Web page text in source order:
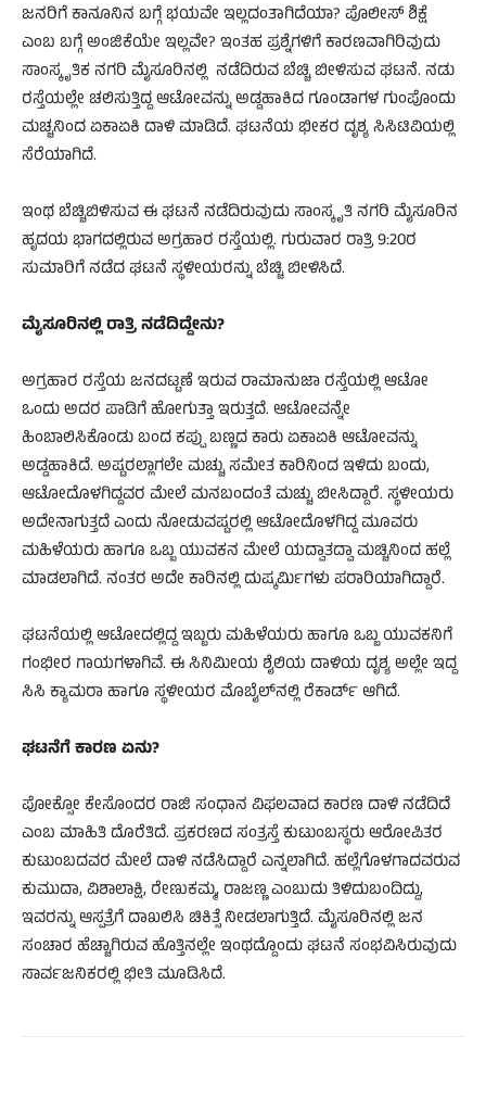
ಜನರಿಗೆ ಕಾನೂನಿನ ಬಗ್ಗೆ ಭಯವೇ ಇಲ್ಲದಂತಾಗಿದೆಯಾ? ಪೊಲೀಸ್ ಶಿಕ್ಷೆ
ಎಂಬ ಬಗ್ಗೆ ಅಂಜಿಕೆಯೇ ಇಲ್ಲವೇ? ಇಂತಹ ಪ್ರಶ್ನೆಗಳಿಗೆ ಕಾರಣವಾಗಿರಿವುದು
ಸಾಂಸ್ಕೃತಿಕ ನಗರಿ ಮೈಸೂರಿನಲ್ಲಿ ನಡೆದಿರುವ ಬೆಚ್ಚಿ ಬೀಳಿಸುವ ಘಟನೆ. ನಡು
ರಸ್ತೆಯಲ್ಲೇ ಚಲಿಸುತ್ತಿದ್ದ ಆಟೋವನ್ನು ಅಡ್ಡಹಾಕಿದ ಗೂಂಡಾಗಳ ಗುಂಪೊಂದು
ಮಚ್ಚನಿಂದ ಏಕಾಏಕಿ ದಾಳಿ ಮಾಡಿದೆ. ಘಟನೆಯ ಭೀಕರ ದೃಶ್ಯ ಸಿಸಿಟಿವಿಯಲ್ಲಿ
ಸೆರೆಯಾಗಿದೆ.
ಇಂಥ ಬೆಚ್ಚಿಬಿಳಿಸುವ ಈ ಘಟನೆ ನಡೆದಿರುವುದು ಸಾಂಸ್ಕೃತಿ ನಗರಿ ಮೈಸೂರಿನ
ಹೃದಯ ಭಾಗದಲ್ಲಿರುವ ಅಗ್ರಹಾರ ರಸ್ತೆಯಲ್ಲಿ. ಗುರುವಾರ ರಾತ್ರಿ 9:20ರ
ಸುಮಾರಿಗೆ ನಡೆದ ಘಟನೆ ಸ್ಥಳೀಯರನ್ನು ಬೆಚ್ಚಿ ಬೀಳಿಸಿದೆ.
ಮೈಸೂರಿನಲ್ಲಿ ರಾತ್ರಿ ನಡೆದಿದ್ದೇನು?
ಅಗ್ರಹಾರ ರಸ್ತೆಯ ಜನದಟ್ಟಣೆ ಇರುವ ರಾಮಾನುಜಾ ರಸ್ತೆಯಲ್ಲಿ ಆಟೋ
ಒಂದು ಅದರ ಪಾಡಿಗೆ ಹೋಗುತ್ತಾ ಇರುತ್ತದೆ. ಆಟೋವನ್ನೇ
ಹಿಂಬಾಲಿಸಿಕೊಂಡು ಬಂದ ಕಪ್ಪು ಬಣ್ಣದ ಕಾರು ಏಕಾಏಕಿ ಆಟೋವನ್ನು
ಅಡ್ಡಹಾಕಿದೆ. ಅಷ್ಟರಲ್ಲಾಗಲೇ ಮಚ್ಚು ಸಮೇತ ಕಾರಿನಿಂದ ಇಳಿದು ಬಂದು,
ಆಟೋದೊಳಗಿದ್ದವರ ಮೇಲೆ ಮನಬಂದಂತೆ ಮಚ್ಚು ಬೀಸಿದ್ದಾರೆ. ಸ್ಥಳೀಯರು
ಅದೇನಾಗುತ್ತದೆ ಎಂದು ನೋಡುವಷ್ಟರಲ್ಲಿ ಆಟೋದೊಳಗಿದ್ದ ಮೂವರು
ಮಹಿಳೆಯರು ಹಾಗೂ ಒಬ್ಬ ಯುವಕನ ಮೇಲೆ ಯದ್ವಾತದ್ವಾ ಮಚ್ಚಿನಿಂದ ಹಲ್ಲೆ
ಮಾಡಲಾಗಿದೆ. ನಂತರ ಅದೇ ಕಾರಿನಲ್ಲಿ ದುಷ್ಕರ್ಮಿಗಳು ಪರಾರಿಯಾಗಿದ್ದಾರೆ.
ಘಟನೆಯಲ್ಲಿ ಆಟೋದಲ್ಲಿದ್ದ ಇಬ್ಬರು ಮಹಿಳೆಯರು ಹಾಗೂ ಒಬ್ಬ ಯುವಕನಿಗೆ
ಗಂಭೀರ ಗಾಯಗಳಾಗಿವೆ. ಈ ಸಿನಿಮೀಯ ಶೈಲಿಯ ದಾಳಿಯ ದೃಶ್ಯ ಅಲ್ಲೇ ಇದ್ದ
ಸಿಸಿ ಕ್ಯಾಮರಾ ಹಾಗೂ ಸ್ಥಳೀಯರ ಮೊಬೈಲ್​​​ನಲ್ಲಿ ರೆಕಾರ್ಡ್ ಆಗಿದೆ.
ಘಟನೆಗೆ ಕಾರಣ ಏನು?
ಪೋಕ್ಸೋ‌ ಕೇಸೊಂದರ ರಾಜಿ ಸಂಧಾನ ವಿಫಲವಾದ ಕಾರಣ ದಾಳಿ ನಡೆದಿದೆ
ಎಂಬ ಮಾಹಿತಿ ದೊರೆತಿದೆ. ಪ್ರಕರಣದ ಸಂತ್ರಸ್ತೆ ಕುಟುಂಬಸ್ಥರು ಆರೋಪಿತರ
ಕುಟುಂಬದವರ ಮೇಲೆ ದಾಳಿ ನಡೆಸಿದ್ದಾರೆ ಎನ್ನಲಾಗಿದೆ. ಹಲ್ಲೆಗೊಳಗಾದವರುವ
ಕುಮುದಾ, ವಿಶಾಲಾಕ್ಷಿ, ರೇಣುಕಮ್ಮ, ರಾಜಣ್ಣ ಎಂಬುದು ತಿಳಿದುಬಂದಿದ್ದು,
ಇವರನ್ನು ಆಸ್ಪತ್ರೆಗೆ ದಾಖಲಿಸಿ ಚಿಕಿತ್ಸೆ ನೀಡಲಾಗುತ್ತಿದೆ. ಮೈಸೂರಿನಲ್ಲಿ ಜನ
ಸಂಚಾರ ಹೆಚ್ಚಾಗಿರುವ ಹೊತ್ತಿನಲ್ಲೇ ಇಂಥದ್ದೊಂದು ಘಟನೆ ಸಂಭವಿಸಿರುವುದು
ಸಾರ್ವಜನಿಕರಲ್ಲಿ ಭೀತಿ ಮೂಡಿಸಿದೆ.